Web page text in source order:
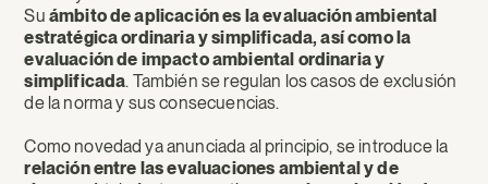
Su ámbito de aplicación es la evaluación ambiental
estratégica ordinaria y simplificada, así como la
evaluación de impacto ambiental ordinaria y
simplificada. También se regulan los casos de exclusión
de la norma y sus consecuencias.
Como novedad ya anunciada al principio, se introduce la
relación entre las evaluaciones ambiental y de